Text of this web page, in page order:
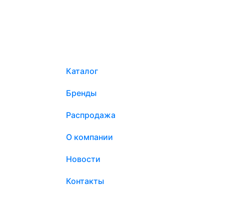
Каталог
Бренды
Распродажа
О компании
Новости
Контакты